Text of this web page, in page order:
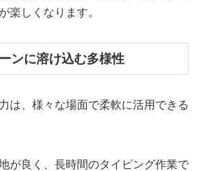
楽しくなります。
ンに溶け込む多様性
は、様々な場面で柔軟に活用できる
が良く、長時間のタイピング作業で